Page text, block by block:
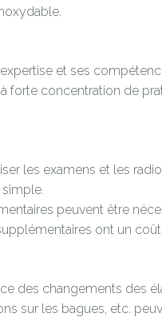
et ses
forte concentration de
les examens et les
peuvent être
ont un coût
des changements des
sur les bagues, etc.